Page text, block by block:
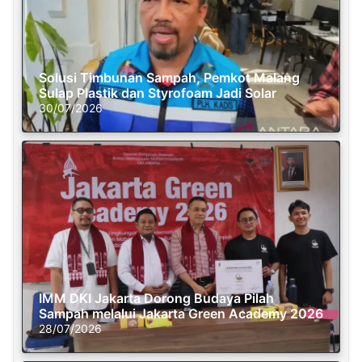
Solusi Timbunan Sampah, Pemkot Malang
Sulap Plastik dan Styrofoam Jadi Solar
30/07/2026
IMM DKI Jakarta Dorong Budaya Pilah
Sampah melalui Jakarta Green Academy 2026
28/07/2026